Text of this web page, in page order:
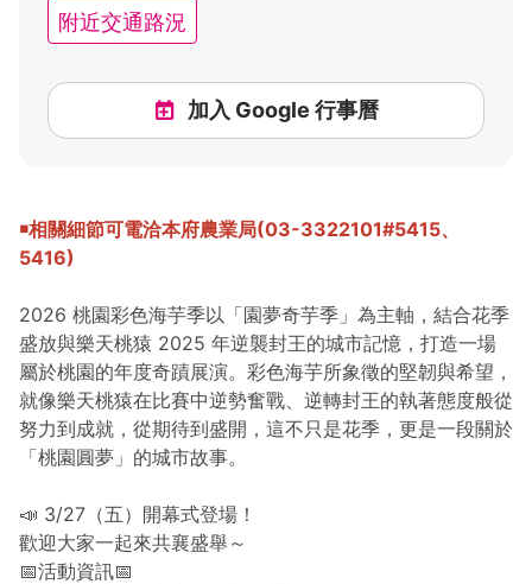
附近交通路況
加入 Google 行事曆
￭相關細節可電洽本府農業局(03-3322101#5415、
5416)
2026 桃園彩色海芋季以「園夢奇芋季」為主軸，結合花季
盛放與樂天桃猿 2025 年逆襲封王的城市記憶，打造一場
屬於桃園的年度奇蹟展演。彩色海芋所象徵的堅韌與希望，
就像樂天桃猿在比賽中逆勢奮戰、逆轉封王的執著態度般從
努力到成就，從期待到盛開，這不只是花季， 更是一段關於
「桃園圓夢」的城市故事。
📣 3/27（五）開幕式登場！
歡迎大家一起來共襄盛舉～
📅活動資訊📅